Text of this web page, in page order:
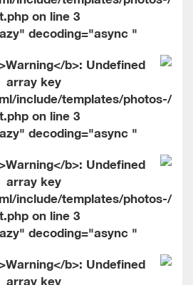
on line3
" loading="lazy" decoding="async">
include/templates/photos-
on line3
" loading="lazy" decoding="async">
include/templates/photos-
on line3
" loading="lazy" decoding="async">